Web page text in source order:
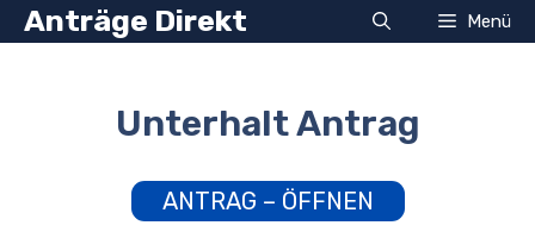
Zum
InhaltAnträge Direkt Menü
Unterhalt Antrag
ANTRAG – ÖFFNEN